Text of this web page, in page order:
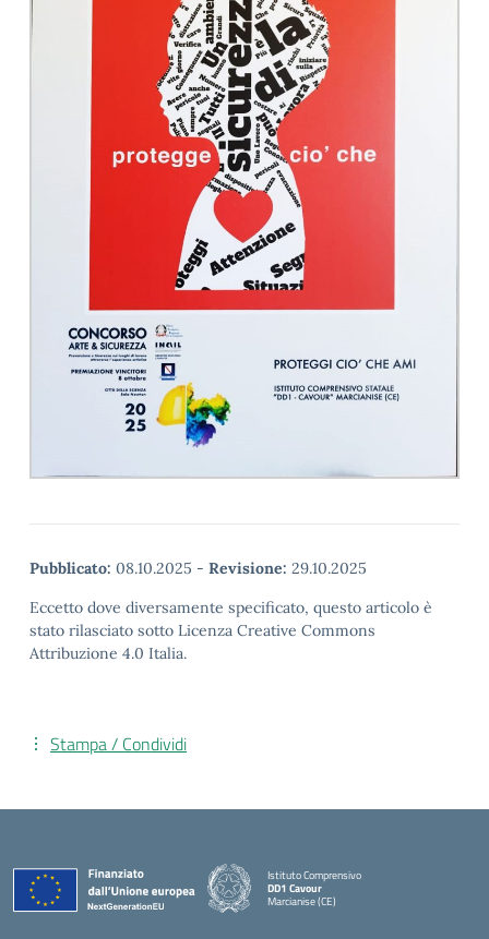
Pubblicato: 08.10.2025 - Revisione: 29.10.2025
Eccetto dove diversamente specificato, questo articolo è
stato rilasciato sotto Licenza Creative Commons
Attribuzione 4.0 Italia.
Stampa / Condividi
Istituto Comprensivo
DD1 Cavour
Marcianise (CE)